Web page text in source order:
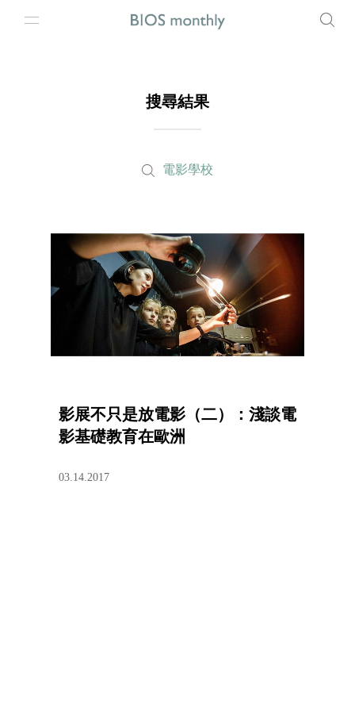
搜尋結果
電影學校
影展不只是放電影（二）：淺談電
影基礎教育在歐洲
03.14.2017